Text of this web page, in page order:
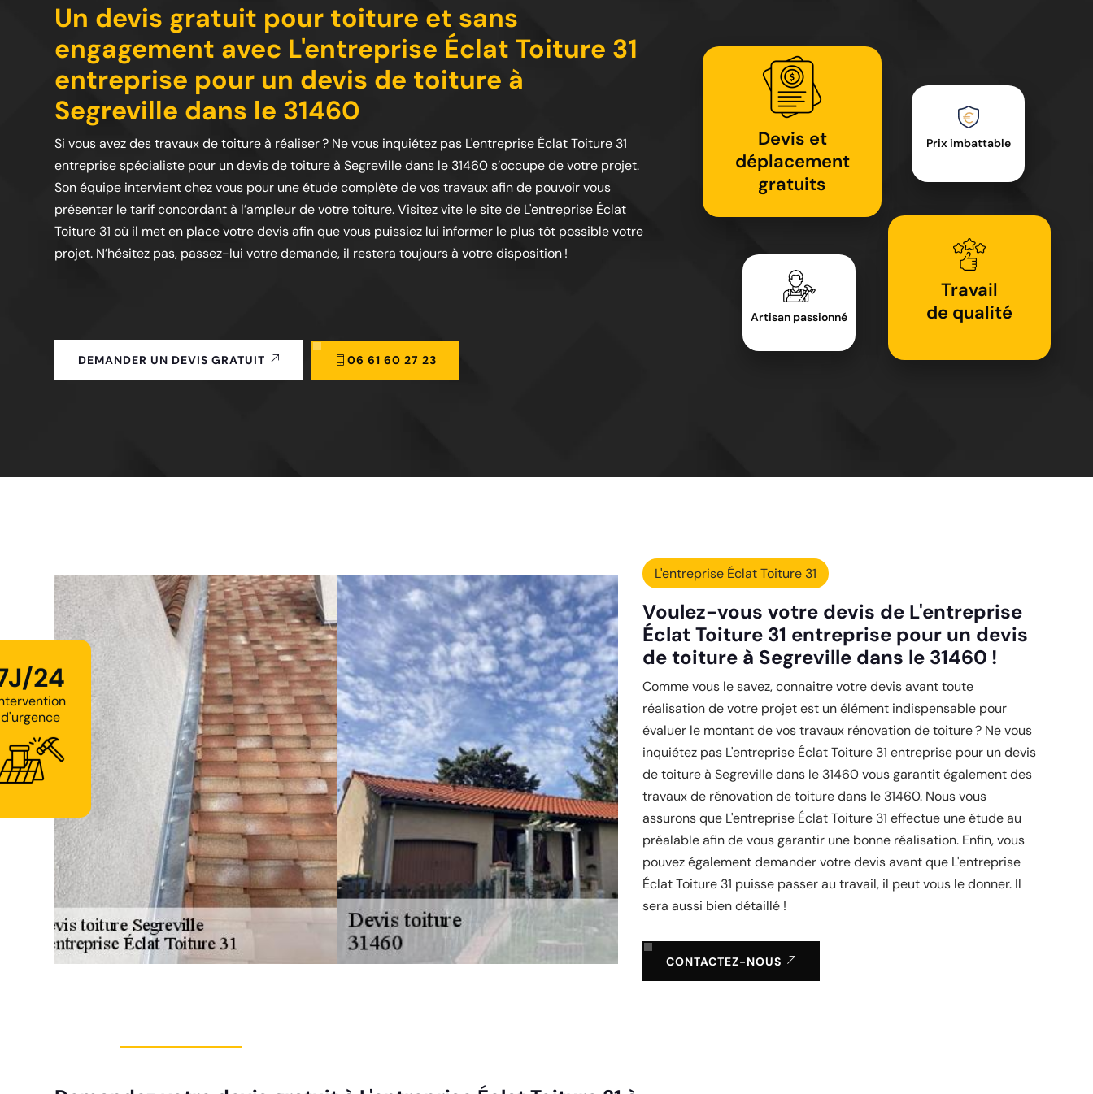
Un devis gratuit pour toiture et sans
engagement avec L'entreprise Éclat Toiture 31
entreprise pour un devis de toiture à
Segreville dans le 31460
Si vous avez des travaux de toiture à réaliser ? Ne vous inquiétez pas L'entreprise Éclat Toiture 31
entreprise spécialiste pour un devis de toiture à Segreville dans le 31460 s’occupe de votre projet.
Son équipe intervient chez vous pour une étude complète de vos travaux afin de pouvoir vous
présenter le tarif concordant à l’ampleur de votre toiture. Visitez vite le site de L'entreprise Éclat
Toiture 31 où il met en place votre devis afin que vous puissiez lui informer le plus tôt possible votre
projet. N’hésitez pas, passez-lui votre demande, il restera toujours à votre disposition !
Devis et
déplacement
gratuits
Artisan passionné
Prix imbattable
Travail
de qualité
DEMANDER UN DEVIS GRATUIT 06 61 60 27 23
24
d'urgence
L'entreprise Éclat Toiture 31
Voulez-vous votre devis de L'entreprise
Éclat Toiture 31 entreprise pour un devis
de toiture à Segreville dans le 31460 !
Comme vous le savez, connaitre votre devis avant toute
réalisation de votre projet est un élément indispensable pour
évaluer le montant de vos travaux rénovation de toiture ? Ne vous
inquiétez pas L'entreprise Éclat Toiture 31 entreprise pour un devis
de toiture à Segreville dans le 31460 vous garantit également des
travaux de rénovation de toiture dans le 31460. Nous vous
assurons que L'entreprise Éclat Toiture 31 effectue une étude au
préalable afin de vous garantir une bonne réalisation. Enfin, vous
pouvez également demander votre devis avant que L'entreprise
Éclat Toiture 31 puisse passer au travail, il peut vous le donner. Il
sera aussi bien détaillé !
CONTACTEZ-NOUS